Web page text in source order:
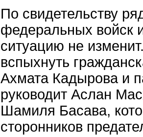
По свидетельству
федеральных войск
ситуацию не
вспыхнуть
Ахмата Кадырова и
руководит Аслан
Шамиля Басава,
сторонников